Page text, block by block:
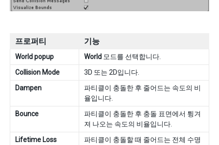
프로퍼티 기능
World popup World 모드를 선택합니다.
Collision Mode
3D 또는 2D입니다.
Dampen
파티클이 충돌한 후 줄어드는 속도의 비
율입니다.
Bounce
파티클이 충돌한 후 충돌 표면에서 튕겨
져 나오는 속도의 비율입니다.
Lifetime Loss
파티클이 충돌할 때 줄어드는 전체 수명